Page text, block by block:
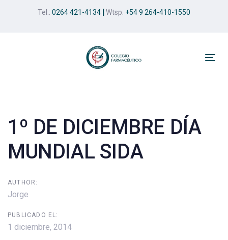
Tel.: 0264 421-4134 Wtsp: +54 9 264-410-1550
1º DE DICIEMBRE DÍA
MUNDIAL SIDA
AUTHOR:
Jorge
PUBLICADO EL:
1 diciembre, 2014
navigation